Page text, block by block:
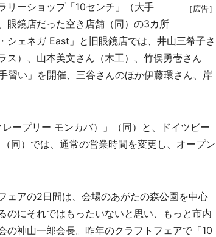
［広告］
ーショップ「10センチ」（大手
眼鏡店だった空き店舗（同）の3カ所
シェネガ East」と旧眼鏡店では、井山三希子さ
ス）、山本美文さん（木工）、竹俣勇壱さん
習い」を開催、三谷さんのほか伊藤環さん、岸
ープリー モンカバ）」（同）と、ドイツビー
同）では、通常の営業時間を変更し、オープン
アの2日間は、会場のあがたの森公園を中心
のにそれではもったいないと思い、もっと市内
の神山一郎会長。昨年のクラフトフェアで「10